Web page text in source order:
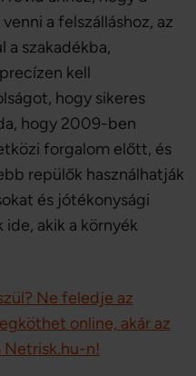
a felszálláshoz, az
a szakadékba,
kell
hogy sikeres
hogy 2009-ben
forgalom előtt, és
repülők használhatják
és jótékonysági
akik a környék
Ne feledje az
online, akár az
Netrisk.hu-n!